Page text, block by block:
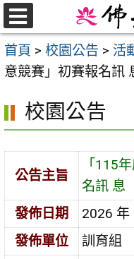
跳
至
主
要
首頁 > 校園公告 > 活
意競賽」初賽報名訊
校園公告
公告主旨
「115
名訊 息
發佈日期
2026 年
發佈單位
訓育組
選
單